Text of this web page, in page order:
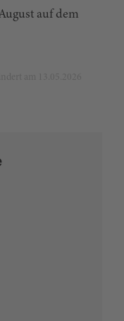
auf dem